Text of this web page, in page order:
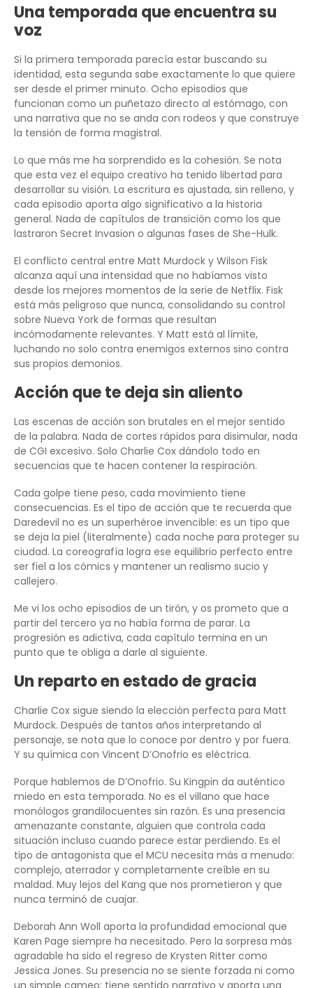
Una temporada que encuentra su
voz
Si la primera temporada parecía estar buscando su
identidad, esta segunda sabe exactamente lo que quiere
ser desde el primer minuto. Ocho episodios que
funcionan como un puñetazo directo al estómago, con
una narrativa que no se anda con rodeos y que construye
la tensión de forma magistral.
Lo que más me ha sorprendido es la cohesión. Se nota
que esta vez el equipo creativo ha tenido libertad para
desarrollar su visión. La escritura es ajustada, sin relleno, y
cada episodio aporta algo significativo a la historia
general. Nada de capítulos de transición como los que
lastraron Secret Invasion o algunas fases de She-Hulk.
El conflicto central entre Matt Murdock y Wilson Fisk
alcanza aquí una intensidad que no habíamos visto
desde los mejores momentos de la serie de Netflix. Fisk
está más peligroso que nunca, consolidando su control
sobre Nueva York de formas que resultan
incómodamente relevantes. Y Matt está al límite,
luchando no solo contra enemigos externos sino contra
sus propios demonios.
Acción que te deja sin aliento
Las escenas de acción son brutales en el mejor sentido
de la palabra. Nada de cortes rápidos para disimular, nada
de CGI excesivo. Solo Charlie Cox dándolo todo en
secuencias que te hacen contener la respiración.
Cada golpe tiene peso, cada movimiento tiene
consecuencias. Es el tipo de acción que te recuerda que
Daredevil no es un superhéroe invencible: es un tipo que
se deja la piel (literalmente) cada noche para proteger su
ciudad. La coreografía logra ese equilibrio perfecto entre
ser fiel a los cómics y mantener un realismo sucio y
callejero.
Me vi los ocho episodios de un tirón, y os prometo que a
partir del tercero ya no había forma de parar. La
progresión es adictiva, cada capítulo termina en un
punto que te obliga a darle al siguiente.
Un reparto en estado de gracia
Charlie Cox sigue siendo la elección perfecta para Matt
Murdock. Después de tantos años interpretando al
personaje, se nota que lo conoce por dentro y por fuera.
Y su química con Vincent D’Onofrio es eléctrica.
Porque hablemos de D’Onofrio. Su Kingpin da auténtico
miedo en esta temporada. No es el villano que hace
monólogos grandilocuentes sin razón. Es una presencia
amenazante constante, alguien que controla cada
situación incluso cuando parece estar perdiendo. Es el
tipo de antagonista que el MCU necesita más a menudo:
complejo, aterrador y completamente creíble en su
maldad. Muy lejos del Kang que nos prometieron y que
nunca terminó de cuajar.
Deborah Ann Woll aporta la profundidad emocional que
Karen Page siempre ha necesitado. Pero la sorpresa más
agradable ha sido el regreso de Krysten Ritter como
Jessica Jones. Su presencia no se siente forzada ni como
un simple cameo: tiene sentido narrativo y aporta una